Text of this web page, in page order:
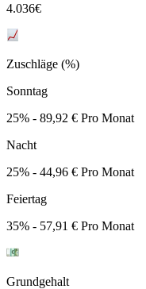
4.036€
Zuschläge (%)
Sonntag
25% - 89,92 € Pro Monat
Nacht
25% - 44,96 € Pro Monat
Feiertag
35% - 57,91 € Pro Monat
Grundgehalt